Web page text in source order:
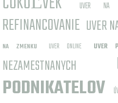
UVER NA
REFINANCOVANIE UVER
NA ZMENKU
UVER ONLINE UVER
NEZAMESTNANYCH
PODNIKATELOV